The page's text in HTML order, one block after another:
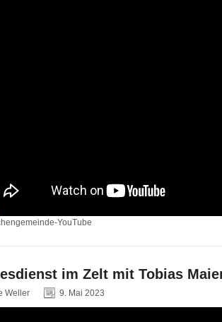
YouTube
im Zelt mit Tobias
Weller 9. Mai 2023